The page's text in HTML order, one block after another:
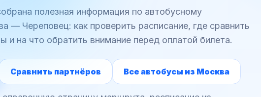
полезная информация по автобусному
— Череповец: как проверить расписание, где сравнить
и на что обратить внимание перед оплатой билета.
Сравнить партнёров Все автобусы из Москва